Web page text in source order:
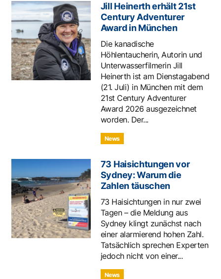
Jill Heinerth erhält 21st
Century Adventurer
Award in München
Die kanadische
Höhlentaucherin, Autorin und
Unterwasserfilmerin Jill
Heinerth ist am Dienstagabend
(21. Juli) in München mit dem
21st Century Adventurer
Award 2026 ausgezeichnet
worden. Der...
News
73 Haisichtungen vor
Sydney: Warum die
Zahlen täuschen
73 Haisichtungen in nur zwei
Tagen – die Meldung aus
Sydney klingt zunächst nach
einer alarmierend hohen Zahl.
Tatsächlich sprechen Experten
jedoch nicht von einer...
News